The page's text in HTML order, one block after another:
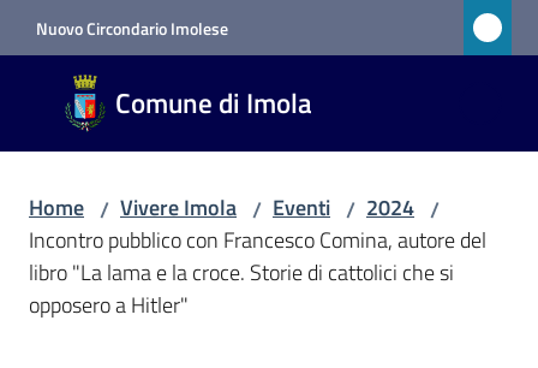
Vai al contenuto
Vai alla navigazione
Vai al footer
Nuovo Circondario Imolese
Comune di Imola
Comune
di Imola
RETE
Amministrazione
Home / Vivere Imola / Eventi / 2024 /
Incontro pubblico con Francesco Comina, autore del
libro "La lama e la croce. Storie di cattolici che si
opposero a Hitler"